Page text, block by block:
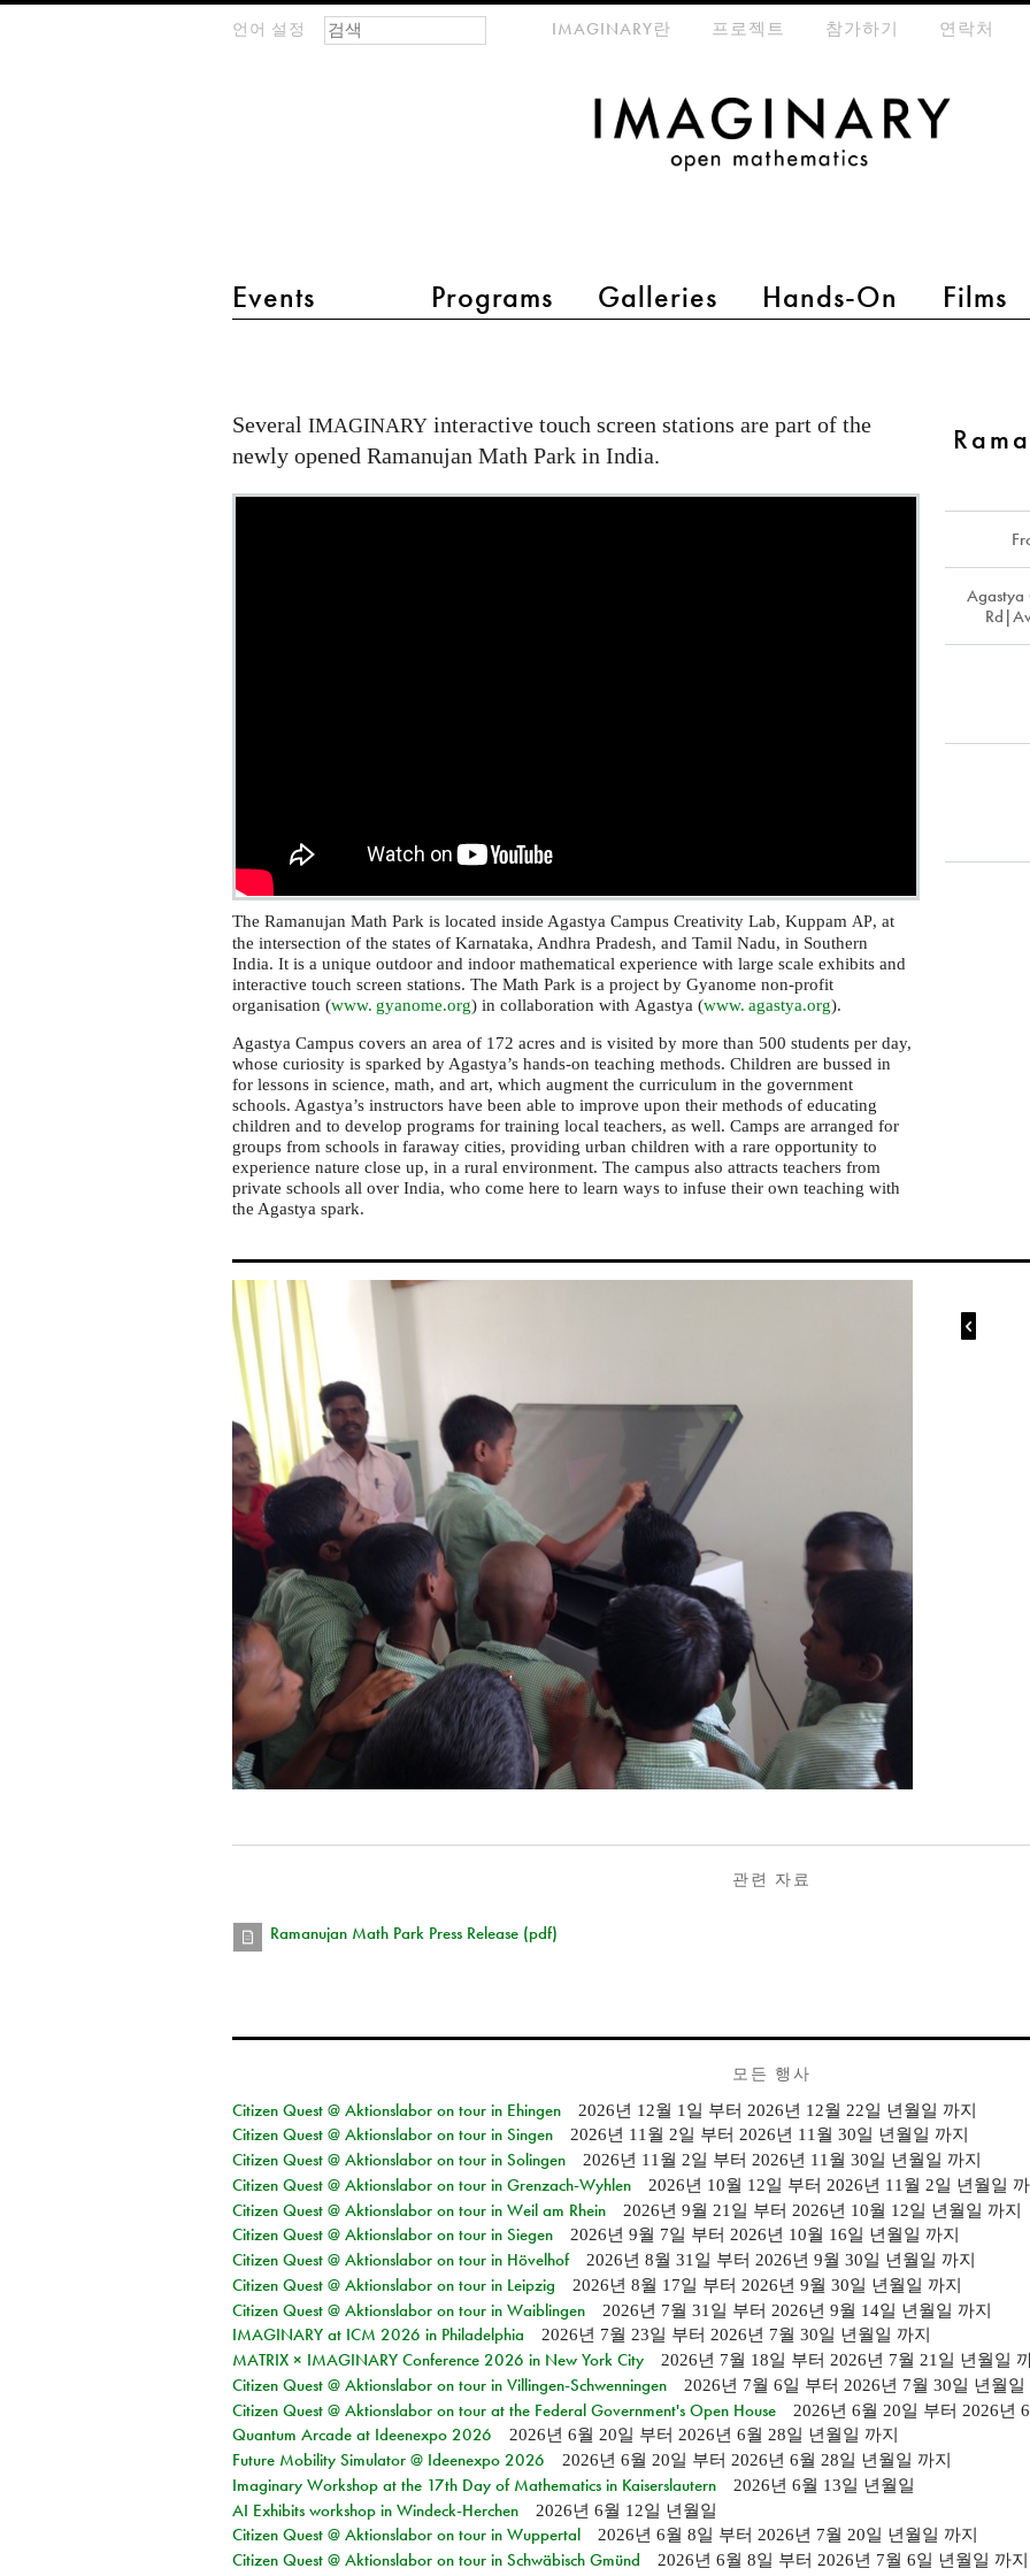
언어 설정
main menu 2
Events Programs Galleries Hands-On Films
meta-menuIMAGINARY란 프로젝트 참가하기 연락처
검색 폼
찾기
Park
in
India
Agastya
SeveralIMAGINARY interactive touch screen stations are part of the
newly opened Ramanujan Math Park in India.
The Ramanujan Math Park is located inside Agastya Campus Creativity Lab, Kuppam AP, at
the intersection of the states of Karnataka, Andhra Pradesh, and Tamil Nadu, in Southern
India. It is a unique outdoor and indoor mathematical experience with large scale exhibits and
interactive touch screen stations. The Math Park is a project by Gyanome non-profit
organisation (www. gyanome.org) in collaboration with Agastya (www. agastya.org).
Agastya Campus covers an area of 172 acres and is visited by more than 500 students per day,
whose curiosity is sparked by Agastya’s hands-on teaching methods. Children are bussed in
for lessons in science, math, and art, which augment the curriculum in the government
schools. Agastya’s instructors have been able to improve upon their methods of educating
children and to develop programs for training local teachers, as well. Camps are arranged for
groups from schools in faraway cities, providing urban children with a rare opportunity to
experience nature close up, in a rural environment. The campus also attracts teachers from
private schools all over India, who come here to learn ways to infuse their own teaching with
the Agastya spark.

관련 자료
Ramanujan Math Park Press Release (pdf)
모든 행사
Citizen Quest @ Aktionslabor on tour in Ehingen
2026년 12월 1일 부터 2026년 12월 22일 년월일 까지
Citizen Quest @ Aktionslabor on tour in Singen 2026년 11월 2일 부터 2026년 11월 30일 년월일 까지
Citizen Quest @ Aktionslabor on tour in Solingen 2026년 11월 2일 부터 2026년 11월 30일 년월일 까지
Citizen Quest @ Aktionslabor on tour in Grenzach-Wyhlen 2026년 10월 12일 부터 2026년 11월 2일 년월일
Citizen Quest @ Aktionslabor on tour in Weil am Rhein 2026년 9월 21일 부터 2026년 10월 12일 년월일 까지
Citizen Quest @ Aktionslabor on tour in Siegen 2026년 9월 7일 부터 2026년 10월 16일 년월일 까지
Citizen Quest @ Aktionslabor on tour in Hövelhof 2026년 8월 31일 부터 2026년 9월 30일 년월일 까지
Citizen Quest @ Aktionslabor on tour in Leipzig 2026년 8월 17일 부터 2026년 9월 30일 년월일 까지
Citizen Quest @ Aktionslabor on tour in Waiblingen 2026년 7월 31일 부터 2026년 9월 14일 년월일 까지
IMAGINARY at ICM 2026 in Philadelphia 2026년 7월 23일 부터 2026년 7월 30일 년월일 까지
MATRIX × IMAGINARY Conference 2026 in New York City 2026년 7월 18일 부터 2026년 7월 21일 년월일
Citizen Quest @ Aktionslabor on tour in Villingen-Schwenningen 2026년 7월 6일 부터 2026년 7월 30일 년월일
Citizen Quest @ Aktionslabor on tour at the Federal Government's Open House 2026년 6월 20일 부터 2026년
Quantum Arcade at Ideenexpo 2026 2026년 6월 20일 부터 2026년 6월 28일 년월일 까지
Future Mobility Simulator @ Ideenexpo 2026 2026년 6월 20일 부터 2026년 6월 28일 년월일 까지
Imaginary Workshop at the 17th Day of Mathematics in Kaiserslautern 2026년 6월 13일 년월일
AI Exhibits workshop in Windeck-Herchen 2026년 6월 12일 년월일
Citizen Quest @ Aktionslabor on tour in Wuppertal 2026년 6월 8일 부터 2026년 7월 20일 년월일 까지
Citizen Quest @ Aktionslabor on tour in Schwäbisch Gmünd 2026년 6월 8일 부터 2026년 7월 6일 년월일 까지